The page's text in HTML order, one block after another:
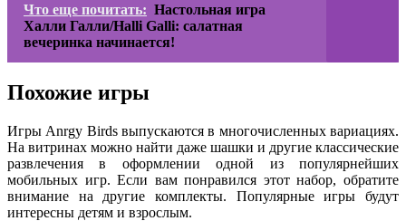
Что еще почитать: Настольная игра
Халли Галли/Halli Galli: салатная
вечеринка начинается!
Похожие игры
Игры Anrgy Birds выпускаются в многочисленных вариациях.
На витринах можно найти даже шашки и другие классические
развлечения в оформлении одной из популярнейших
мобильных игр. Если вам понравился этот набор, обратите
внимание на другие комплекты. Популярные игры будут
интересны детям и взрослым.